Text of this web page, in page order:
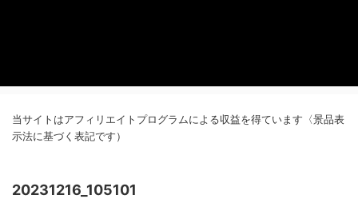
当サイトはアフィリエイトプログラムによる収益を得ています〈景品表
示法に基づく表記です）
20231216_105101